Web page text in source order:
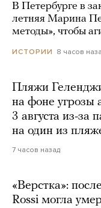
В Петербурге в
летняя Марина
методы», чтобы
ИСТОРИИ 8 часов
Пляжи
на фоне угрозы
3 августа из-за
на один из
7 часов назад
«Верстка»:
Rossi могла